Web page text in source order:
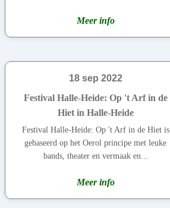
Meer info
18 sep 2022
Festival Halle-Heide: Op 't Arf in de
Hiet in Halle-Heide
Festival Halle-Heide: Op 't Arf in de Hiet is
gebaseerd op het Oerol principe met leuke
bands, theater en vermaak en...
Meer info